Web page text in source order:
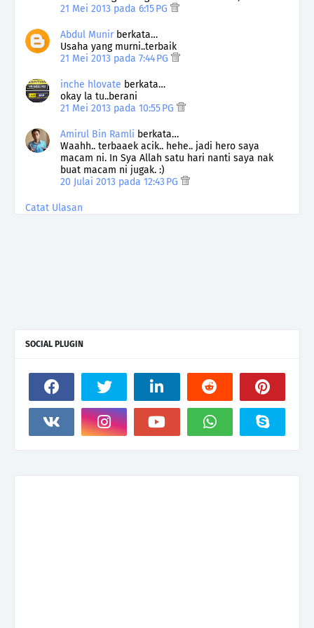
21 Mei 2013 pada 6:15 PG
Abdul Munirberkata…
Usaha yang murni..terbaik
21 Mei 2013 pada 7:44 PG
inche hlovate berkata…
okay la tu..berani
21 Mei 2013 pada 10:55 PG
Amirul Bin Ramli berkata…
Waahh.. terbaaek acik.. hehe.. jadi hero saya
macam ni. In Sya Allah satu hari nanti saya nak
buat macam ni jugak. :)
20 Julai 2013 pada 12:43 PG
Catat Ulasan
SOCIAL PLUGIN